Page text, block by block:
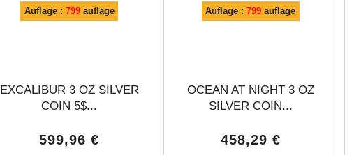
Auflage : 799auflage
EXCALIBUR 3 OZ SILVER
COIN 5$...
599,96 €
Auflage :799 auflage
OCEAN AT NIGHT 3 OZ
SILVER COIN...
458,29 €